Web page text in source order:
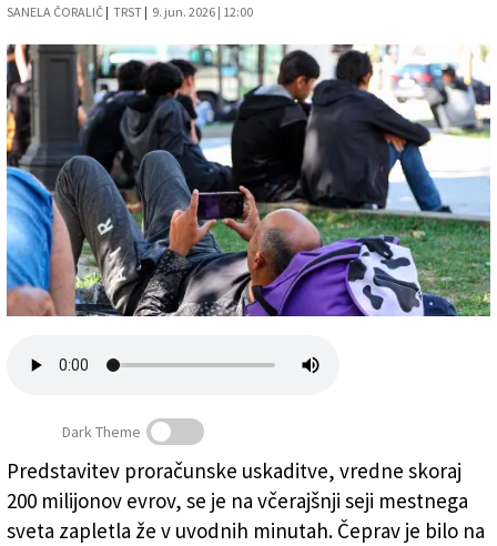
Založnik
Zadruga PD
Naročnine
SANELA ČORALIČ | TRST | 9. jun. 2026 | 12:00
Na trgu pred tržaško železniško postajo se zadržujejo
migranti, kar bi mestna uprava rada preprečila
Dark Theme
Predstavitev proračunske uskaditve, vredne skoraj
200 milijonov evrov, se je na včerajšnji seji mestnega
sveta zapletla že v uvodnih minutah. Čeprav je bilo na